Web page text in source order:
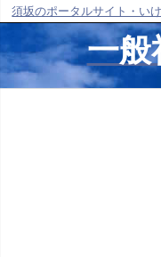
須坂のポータルサイト・い
一般